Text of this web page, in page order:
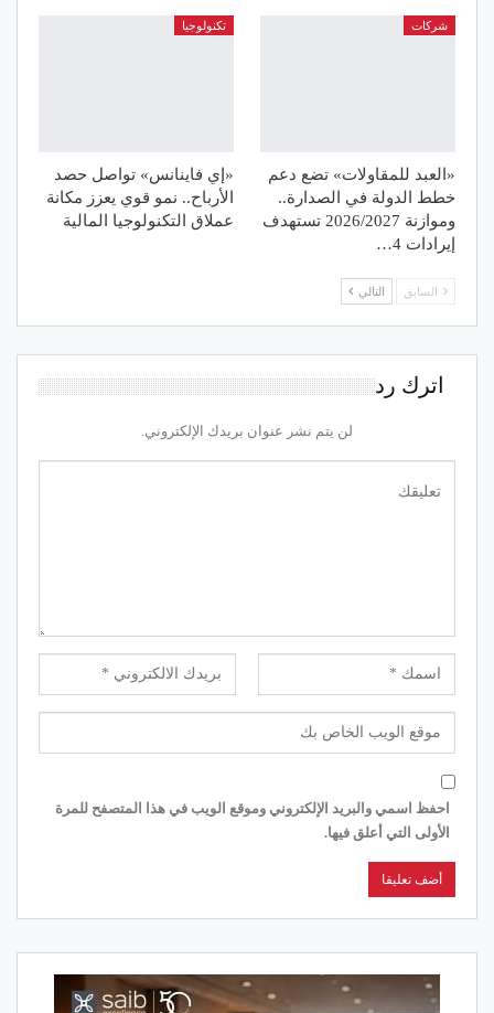
شركات
«العبد للمقاولات» تضع دعم
خطط الدولة في الصدارة..
وموازنة 2026/2027 تستهدف
إيرادات 4…
تكنولوجيا
«إي فاينانس» تواصل حصد
الأرباح.. نمو قوي يعزز مكانة
عملاق التكنولوجيا المالية
السابق التالي
اترك رد
لن يتم نشر عنوان بريدك الإلكتروني.
احفظ اسمي والبريد الإلكتروني وموقع الويب في هذا المتصفح للمرة
الأولى التي أعلق فيها.